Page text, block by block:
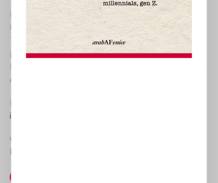
Lo Studio Avvocato Laura Gaetini opera in tutta
Italia e dispone di quattro sedi di riferimento:
Torino, Milano, Cuneo e Roma. I suoi avvocati sono
professionisti esperti in Diritto di Famiglia e dei
Minori, in Diritto Matrimoniale, in Diritto Successorio
e nella Tutela della Persona.
Per contattare lo studio, scrivere a
info@lauragaetini.com
Oppure tramite